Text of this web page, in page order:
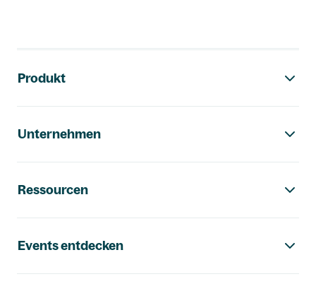
Produkt
Unternehmen
Ressourcen
Events entdecken